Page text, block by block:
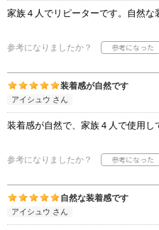
家族４人でリピーターです。自然な
参考になりましたか？
装着感が自然です
アイシュウ さん
装着感が自然で、家族４人で使用し
参考になりましたか？
自然な装着感です
アイシュウ さん